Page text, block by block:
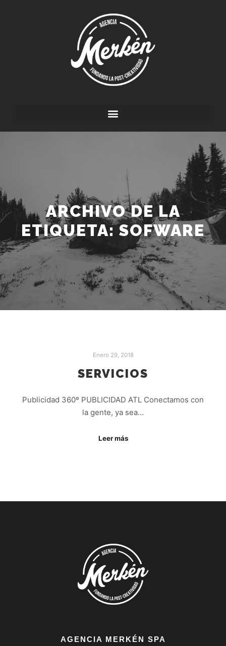
ARCHIVO DE LA
ETIQUETA:SOFWARE
Enero 29, 2018
SERVICIOS
Publicidad 360º PUBLICIDAD ATL Conectamos con
la gente, ya sea…
Leer más
AGENCIA MERKÉN SPA